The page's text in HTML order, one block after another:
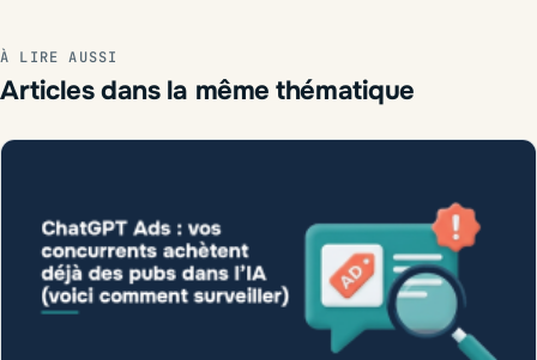
À LIRE AUSSI
Articles dans la même thématique